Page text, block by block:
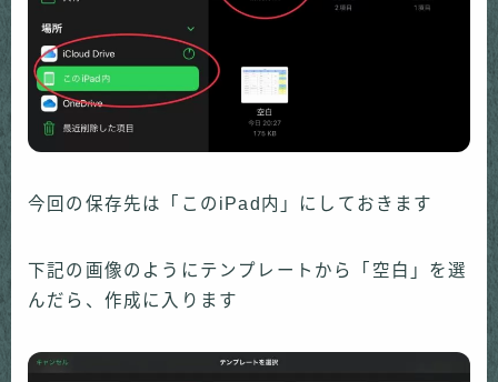
今回の保存先は「このiPad内」にしておきます
下記の画像のようにテンプレートから「空白」を選
んだら、作成に入ります